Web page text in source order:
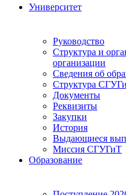
Университет
Руководство
Структура и
организации
Сведения об
Структура
Документы
Реквизиты
Закупки
История
Выдающиеся
Миссия СГУГиТ
Образование